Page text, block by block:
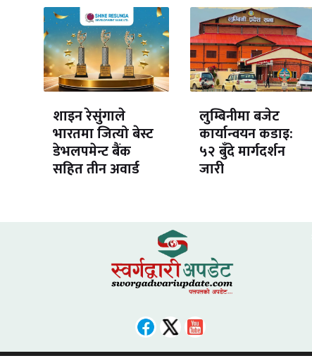
शाइन रेसुंगाले
भारतमा जित्यो बेस्ट
डेभलपमेन्ट बैंक
सहित तीन अवार्ड
लुम्बिनीमा बजेट
कार्यान्वयन कडाइ:
५२ बुँदे मार्गदर्शन
जारी